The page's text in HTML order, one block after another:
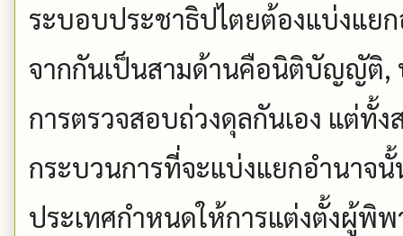
ระบอบประชาธิปไตยต้องแบ่งแย
จากกันเป็นสามด้านคือนิติบัญญัติ,
การตรวจสอบถ่วงดุลกันเอง แต่ทั้
กระบวนการที่จะแบ่งแยกอำนาจ
ประเทศกำหนดให้การแต่งตั้งผู้พิ